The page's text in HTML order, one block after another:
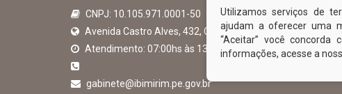
CNPJ: 10.105.971.0001-50
Avenida Castro Alves, 432, Centro - CEP: 56-580-000
Atendimento: 07:00hs às 13:00hs
gabinete@ibimirim.pe.gov.br
Utilizamos serviços de
ajudam a oferecer uma
“Aceitar” você
informações, acesse a